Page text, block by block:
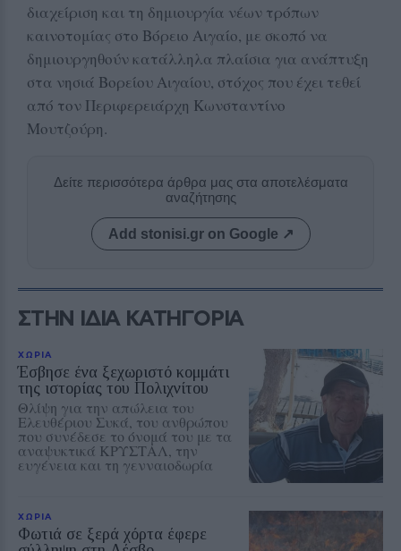
διαχείριση και τη δημιουργία νέων τρόπων
καινοτομίας στο Βόρειο Αιγαίο, με σκοπό να
δημιουργηθούν κατάλληλα πλαίσια για ανάπτυξη
στα νησιά Βορείου Αιγαίου, στόχος που έχει τεθεί
από τον Περιφερειάρχη Κωνσταντίνο
Μουτζούρη.
Δείτε περισσότερα άρθρα μας στα αποτελέσματα
αναζήτησης
Add stonisi.gr on Google ↗
ΣΤΗΝ ΙΔΙΑ ΚΑΤΗΓΟΡΙΑ
ΧΩΡΙΑ
Έσβησε ένα ξεχωριστό κομμάτι
της ιστορίας του Πολιχνίτου
Θλίψη για την απώλεια του
Ελευθέριου Συκά, του ανθρώπου
που συνέδεσε το όνομά του με τα
αναψυκτικά ΚΡΥΣΤΑΛ, την
ευγένεια και τη γενναιοδωρία
ΧΩΡΙΑ
Φωτιά σε ξερά χόρτα έφερε